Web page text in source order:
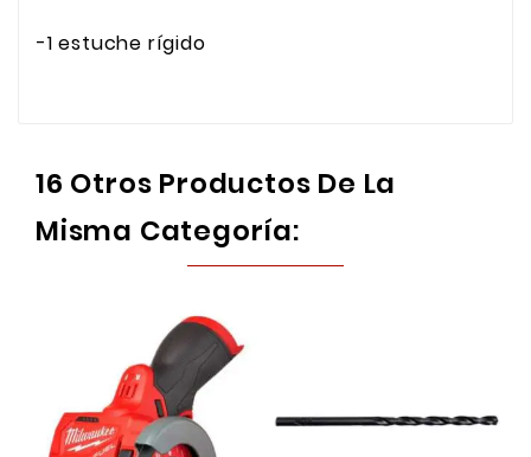
-1 estuche rígido
16 Otros Productos De La
Misma Categoría: